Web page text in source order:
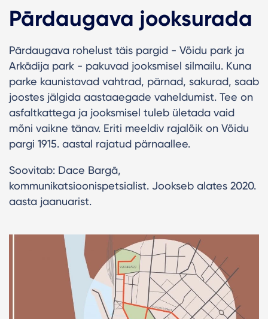
Pārdaugava jooksurada
Pārdaugava rohelust täis pargid - Võidu park ja
Arkādija park - pakuvad jooksmisel silmailu. Kuna
parke kaunistavad vahtrad, pärnad, sakurad, saab
joostes jälgida aastaaegade vaheldumist. Tee on
asfaltkattega ja jooksmisel tuleb ületada vaid
mõni vaikne tänav. Eriti meeldiv rajalõik on Võidu
pargi 1915. aastal rajatud pärnaallee.
Soovitab: Dace Bargā,
kommunikatsioonispetsialist. Jookseb alates 2020.
aasta jaanuarist.